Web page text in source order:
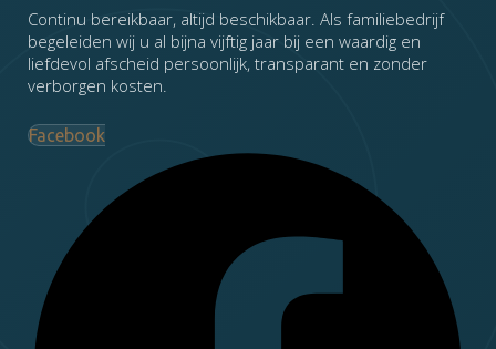
Continu bereikbaar, altijd beschikbaar. Als familiebedrijf
begeleiden wij u al bijna vijftig jaar bij een waardig en
liefdevol afscheid persoonlijk, transparant en zonder
verborgen kosten.
Facebook